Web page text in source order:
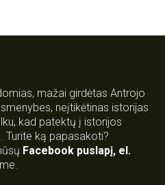
mažai girdėtas Antrojo
neįtikėtinas istorijas
kad patektų į istorijos
Turite ką papasakoti?
Facebook puslapį, el.